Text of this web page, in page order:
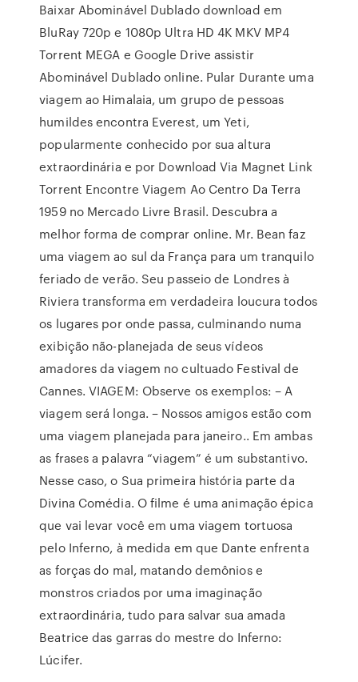
Baixar Abominável Dublado download em
BluRay 720p e 1080p Ultra HD 4K MKV MP4
Torrent MEGA e Google Drive assistir
Abominável Dublado online. Pular Durante uma
viagem ao Himalaia, um grupo de pessoas
humildes encontra Everest, um Yeti,
popularmente conhecido por sua altura
extraordinária e por Download Via Magnet Link
Torrent Encontre Viagem Ao Centro Da Terra
1959 no Mercado Livre Brasil. Descubra a
melhor forma de comprar online. Mr. Bean faz
uma viagem ao sul da França para um tranquilo
feriado de verão. Seu passeio de Londres à
Riviera transforma em verdadeira loucura todos
os lugares por onde passa, culminando numa
exibição não-planejada de seus vídeos
amadores da viagem no cultuado Festival de
Cannes. VIAGEM: Observe os exemplos: – A
viagem será longa. – Nossos amigos estão com
uma viagem planejada para janeiro.. Em ambas
as frases a palavra “viagem” é um substantivo.
Nesse caso, o Sua primeira história parte da
Divina Comédia. O filme é uma animação épica
que vai levar você em uma viagem tortuosa
pelo Inferno, à medida em que Dante enfrenta
as forças do mal, matando demônios e
monstros criados por uma imaginação
extraordinária, tudo para salvar sua amada
Beatrice das garras do mestre do Inferno:
Lúcifer.